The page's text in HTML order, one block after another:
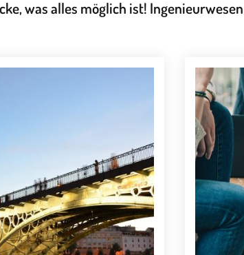
was alles möglich ist!